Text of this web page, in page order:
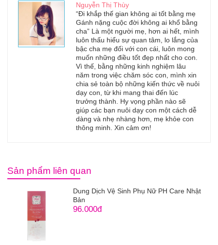
Nguyễn Thị Thùy
“Đi khắp thế gian không ai tốt bằng mẹ
Gánh nặng cuộc đời không ai khổ bằng
cha” Là một người mẹ, hơn ai hết, mình
luôn thấu hiểu sự quan tâm, lo lắng của
bậc cha mẹ đối với con cái, luôn mong
muốn những điều tốt đẹp nhất cho con.
Vì thế, bằng những kinh nghiệm lâu
năm trong việc chăm sóc con, mình xin
chia sẻ toàn bộ những kiến thức về nuôi
dạy con, từ khi mang thai đến lúc
trưởng thành. Hy vọng phần nào sẽ
giúp các bạn nuôi dạy con một cách dễ
dàng và nhẹ nhàng hơn, mẹ khỏe con
thông minh. Xin cảm ơn!
Sản phẩm liên quan
Dung Dịch Vệ Sinh Phụ Nữ PH Care Nhật
Bản
96.000đ